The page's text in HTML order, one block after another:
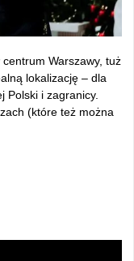
Warszawy, tuż
lokalizację – dla
Polski i zagranicy.
(które też można